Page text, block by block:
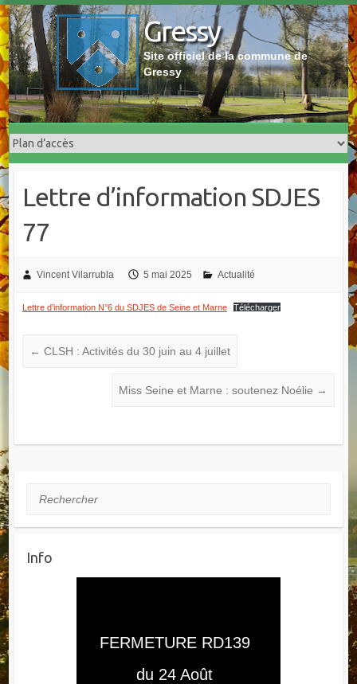
Skip
to
content
Gressy
Site officiel de la commune de
Gressy
Lettre d’information SDJES
77
Vincent Vilarrubla 5 mai 2025 Actualité
Lettre d’information N°6 du SDJES de Seine et Marne Télécharger
← CLSH : Activités du 30 juin au 4 juillet
Miss Seine et Marne : soutenez Noélie →
Rechercher
Info